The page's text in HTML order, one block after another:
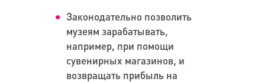
Законодательно позволить
музеям зарабатывать,
например, при помощи
сувенирных магазинов, и
возвращать прибыль на